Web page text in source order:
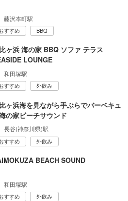
藤沢本町駅
すすめ BBQ
ヶ浜 海の家 BBQ ソファ テラス
LOUNGE
和田塚駅
すすめ 外飲み
ヶ浜海を見ながら手ぶらでバーベキュ
の家ビーチサウンド
長谷(神奈川県)駅
すすめ 外飲み
BEACH SOUND
和田塚駅
すすめ 外飲み